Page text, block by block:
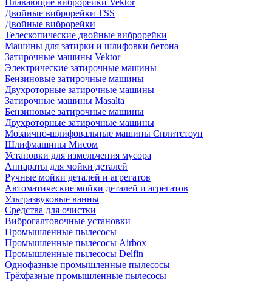
Плавающие виброрейки Vektor
Двойные виброрейки TSS
Двойные виброрейки
Телескопические двойные виброрейки
Машины для затирки и шлифовки бетона
Затирочные машины Vektor
Электрические затирочные машины
Бензиновые затирочные машины
Двухроторные затирочные машины
Затирочные машины Masalta
Бензиновые затирочные машины
Двухроторные затирочные машины
Мозаично-шлифовальные машины Сплитстоун
Шлифмашины Мисом
Установки для измельчения мусора
Аппараты для мойки деталей
Ручные мойки деталей и агрегатов
Автоматические мойки деталей и агрегатов
Ультразвуковые ванны
Средства для очистки
Виброгалтовочные установки
Промышленные пылесосы
Промышленные пылесосы Airbox
Промышленные пылесосы Delfin
Однофазные промышленные пылесосы
Трёхфазные промышленные пылесосы